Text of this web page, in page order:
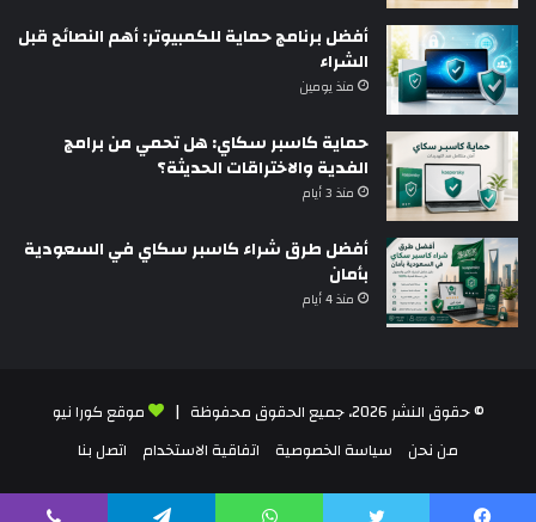
أفضل برنامج حماية للكمبيوتر: أهم النصائح قبل
الشراء
منذ يومين
حماية كاسبر سكاي: هل تحمي من برامج
الفدية والاختراقات الحديثة؟
منذ 3 أيام
أفضل طرق شراء كاسبر سكاي في السعودية
بأمان
منذ 4 أيام
© حقوق النشر 2026، جميع الحقوق محفوظة |
موقع كورا نيو
من نحن
سياسة الخصوصية اتفاقية الاستخدام اتصل بنا